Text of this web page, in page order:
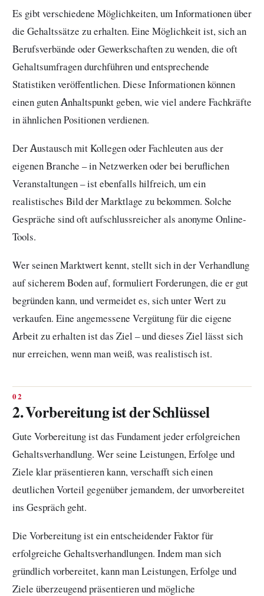
Es gibt verschiedene Möglichkeiten, um Informationen über
die Gehaltssätze zu erhalten. Eine Möglichkeit ist, sich an
Berufsverbände oder Gewerkschaften zu wenden, die oft
Gehaltsumfragen durchführen und entsprechende
Statistiken veröffentlichen. Diese Informationen können
einen guten Anhaltspunkt geben, wie viel andere Fachkräfte
in ähnlichen Positionen verdienen.
Der Austausch mit Kollegen oder Fachleuten aus der
eigenen Branche – in Netzwerken oder bei beruflichen
Veranstaltungen – ist ebenfalls hilfreich, um ein
realistisches Bild der Marktlage zu bekommen. Solche
Gespräche sind oft aufschlussreicher als anonyme Online-
Tools.
Wer seinen Marktwert kennt, stellt sich in der Verhandlung
auf sicherem Boden auf, formuliert Forderungen, die er gut
begründen kann, und vermeidet es, sich unter Wert zu
verkaufen. Eine angemessene Vergütung für die eigene
Arbeit zu erhalten ist das Ziel – und dieses Ziel lässt sich
nur erreichen, wenn man weiß, was realistisch ist.
2. Vorbereitung ist der Schlüssel
Gute Vorbereitung ist das Fundament jeder erfolgreichen
Gehaltsverhandlung. Wer seine Leistungen, Erfolge und
Ziele klar präsentieren kann, verschafft sich einen
deutlichen Vorteil gegenüber jemandem, der unvorbereitet
ins Gespräch geht.
Die Vorbereitung ist ein entscheidender Faktor für
erfolgreiche Gehaltsverhandlungen. Indem man sich
gründlich vorbereitet, kann man Leistungen, Erfolge und
Ziele überzeugend präsentieren und mögliche